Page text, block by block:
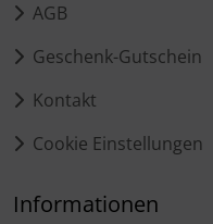
AGB
Geschenk-Gutschein
Kontakt
Cookie Einstellungen
Informationen